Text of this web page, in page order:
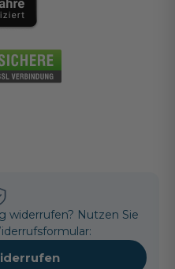
widerrufen? Nutzen Sie